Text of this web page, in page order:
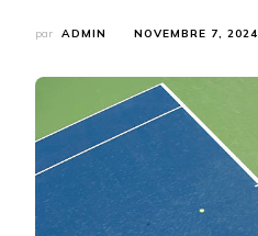
par ADMIN NOVEMBRE 7, 2024